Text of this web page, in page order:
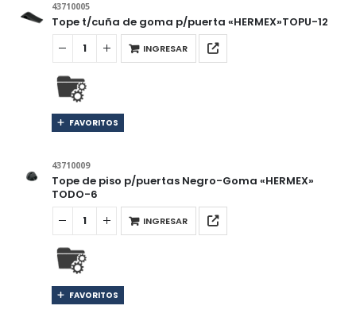
43710005
Tope t/cuña de goma p/puerta «HERMEX»TOPU-12
INGRESAR
FAVORITOS
43710009
Tope de piso p/puertas Negro-Goma «HERMEX»
TODO-6
INGRESAR
FAVORITOS